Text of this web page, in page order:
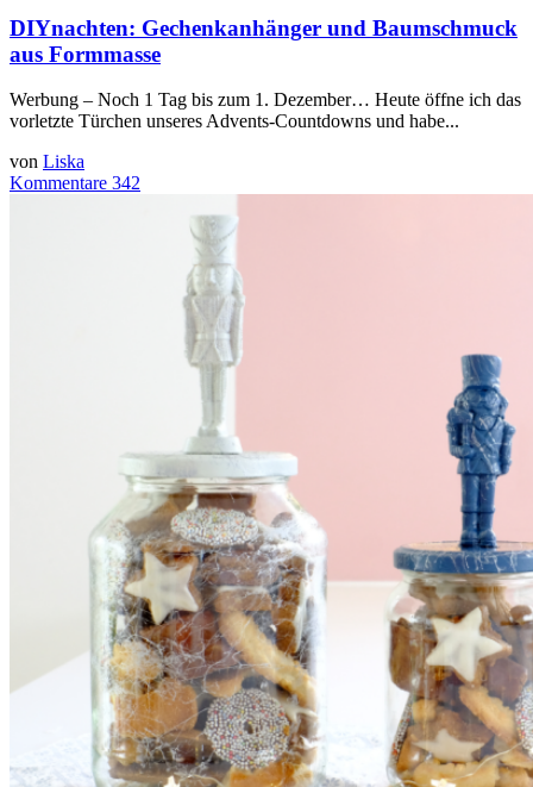
DIYnachten: Gechenkanhänger und Baumschmuck
aus Formmasse
Werbung – Noch 1 Tag bis zum 1. Dezember… Heute öffne ich das
vorletzte Türchen unseres Advents-Countdowns und habe...
von Liska
Kommentare 342